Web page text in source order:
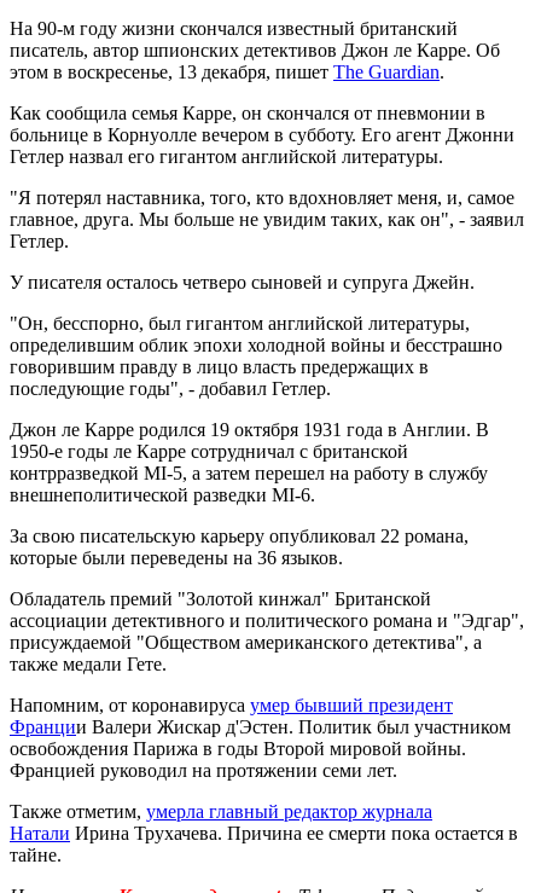
На 90-м году жизни скончался известный британский
писатель, автор шпионских детективов Джон ле Карре. Об
этом в воскресенье, 13 декабря, пишет The Guardian.
Как сообщила семья Карре, он скончался от пневмонии в
больнице в Корнуолле вечером в субботу. Его агент Джонни
Гетлер назвал его гигантом английской литературы.
"Я потерял наставника, того, кто вдохновляет меня, и, самое
главное, друга. Мы больше не увидим таких, как он", - заявил
Гетлер.
У писателя осталось четверо сыновей и супруга Джейн.
"Он, бесспорно, был гигантом английской литературы,
определившим облик эпохи холодной войны и бесстрашно
говорившим правду в лицо власть предержащих в
последующие годы", - добавил Гетлер.
Джон ле Карре родился 19 октября 1931 года в Англии. В
1950-е годы ле Карре сотрудничал с британской
контрразведкой MI-5, а затем перешел на работу в службу
внешнеполитической разведки MI-6.
За свою писательскую карьеру опубликовал 22 романа,
которые были переведены на 36 языков.
Обладатель премий "Золотой кинжал" Британской
ассоциации детективного и политического романа и "Эдгар",
присуждаемой "Обществом американского детектива", а
также медали Гете.
Напомним, от коронавируса умер бывший президент
Франции Валери Жискар д'Эстен. Политик был участником
освобождения Парижа в годы Второй мировой войны.
Францией руководил на протяжении семи лет.
Также отметим, умерла главный редактор журнала
Натали Ирина Трухачева. Причина ее смерти пока остается в
тайне.